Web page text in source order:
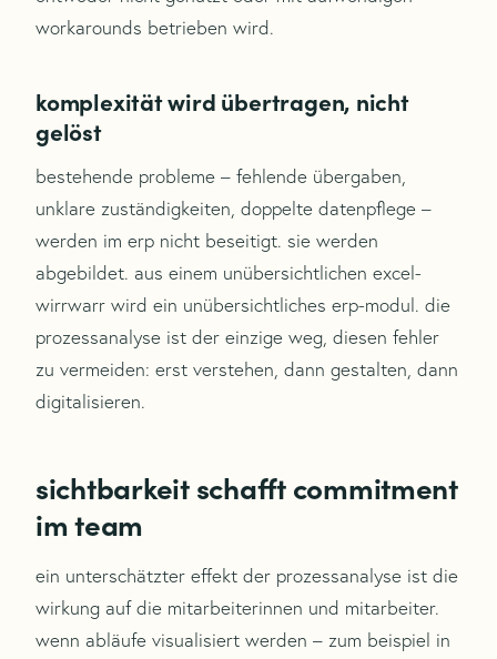
workarounds betrieben wird.
komplexität wird übertragen, nicht
gelöst
bestehende probleme – fehlende übergaben,
unklare zuständigkeiten, doppelte datenpflege –
werden im erp nicht beseitigt. sie werden
abgebildet. aus einem unübersichtlichen excel-
wirrwarr wird ein unübersichtliches erp-modul. die
prozessanalyse ist der einzige weg, diesen fehler
zu vermeiden: erst verstehen, dann gestalten, dann
digitalisieren.
sichtbarkeit schafft commitment
im team
ein unterschätzter effekt der prozessanalyse ist die
wirkung auf die mitarbeiterinnen und mitarbeiter.
wenn abläufe visualisiert werden – zum beispiel in